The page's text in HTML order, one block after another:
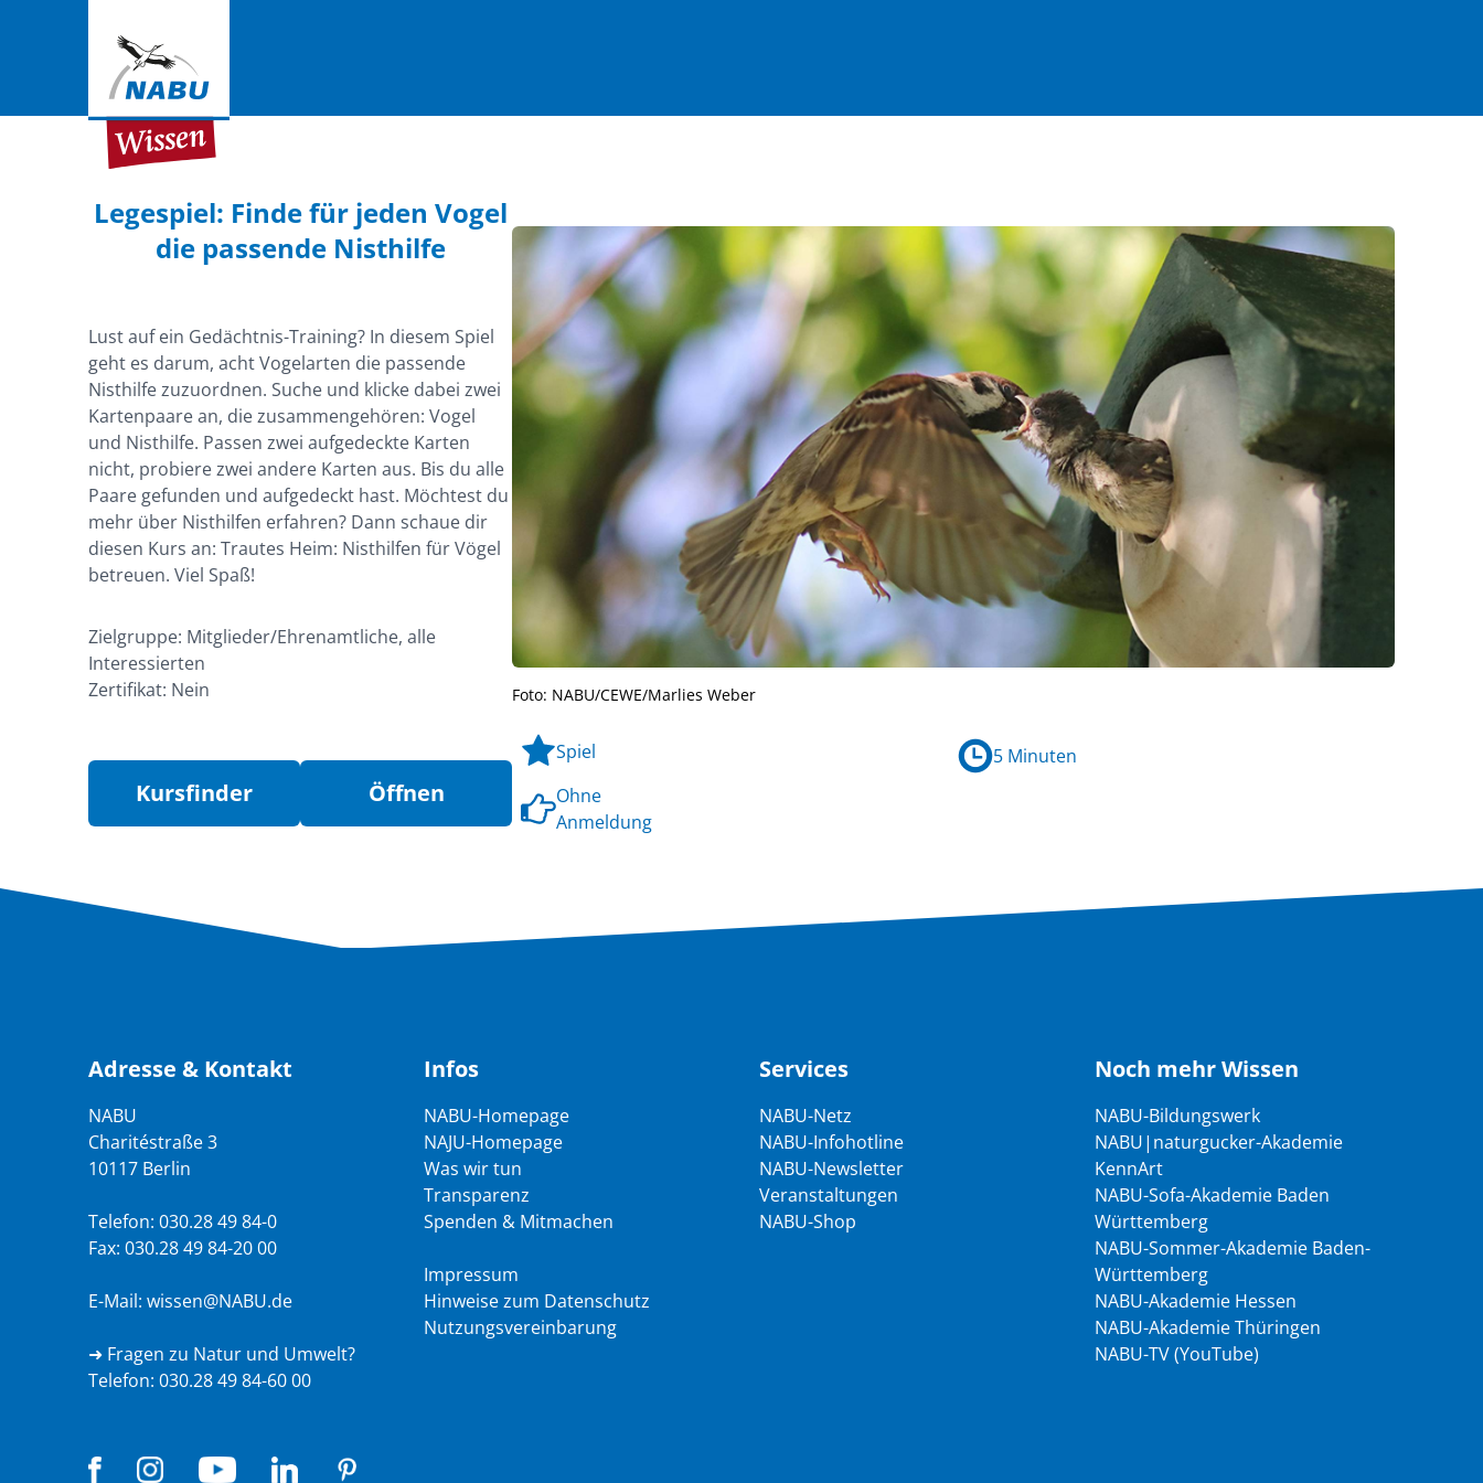
Legespiel: Finde für jeden Vogel
die passende Nisthilfe
Lust auf ein Gedächtnis-Training? In diesem Spiel
geht es darum, acht Vogelarten die passende
Nisthilfe zuzuordnen. Suche und klicke dabei zwei
Kartenpaare an, die zusammengehören: Vogel
und Nisthilfe. Passen zwei aufgedeckte Karten
nicht, probiere zwei andere Karten aus. Bis du alle
Paare gefunden und aufgedeckt hast. Möchtest du
mehr über Nisthilfen erfahren? Dann schaue dir
diesen Kurs an: Trautes Heim: Nisthilfen für Vögel
betreuen. Viel Spaß!
Zielgruppe: Mitglieder/Ehrenamtliche, alle
Interessierten
Zertifikat: Nein
Kursfinder Öffnen
Foto: NABU/CEWE/Marlies Weber
Spiel
5 Minuten
Ohne
Anmeldung
Adresse & Kontakt
NABU
Charitéstraße 3
10117 Berlin
Telefon: 030.28 49 84-0
Fax: 030.28 49 84-20 00
E-Mail: wissen@NABU.de
➜ Fragen zu Natur und Umwelt?
Telefon: 030.28 49 84-60 00
Infos
NABU-Homepage
NAJU-Homepage
Was wir tun
Transparenz
Spenden & Mitmachen
Impressum
Hinweise zum Datenschutz
Nutzungsvereinbarung
Services
NABU-Netz
NABU-Infohotline
NABU-Newsletter
Veranstaltungen
NABU-Shop
Noch mehr Wissen
NABU-Bildungswerk
NABU|naturgucker-Akademie
KennArt
NABU-Sofa-Akademie Baden
Württemberg
NABU-Sommer-Akademie Baden-
Württemberg
NABU-Akademie Hessen
NABU-Akademie Thüringen
NABU-TV (YouTube)